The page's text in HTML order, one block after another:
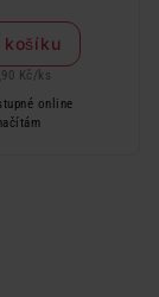
košíku
Kč / ks
online